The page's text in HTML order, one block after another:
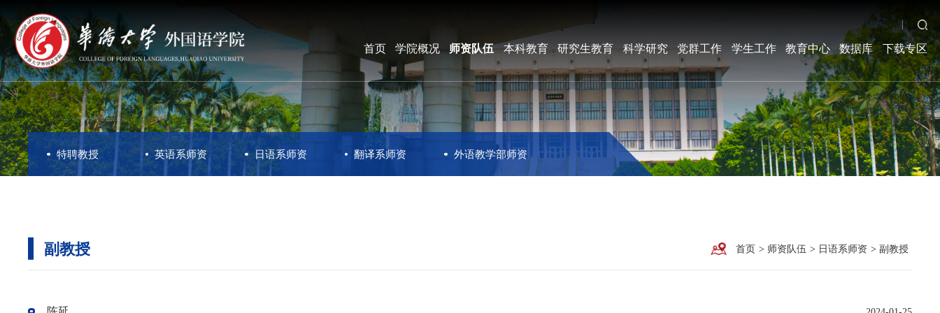
首页 学院概况 师资队伍 本科教育 研究生教育 科学研究 党群工作 学生工作 教育中心 数据库 下载专区
特聘教授 英语系师资 日语系师资 翻译系师资 外语教学部师资
副教授 首页 > 师资队伍 > 日语系师资 > 副教授